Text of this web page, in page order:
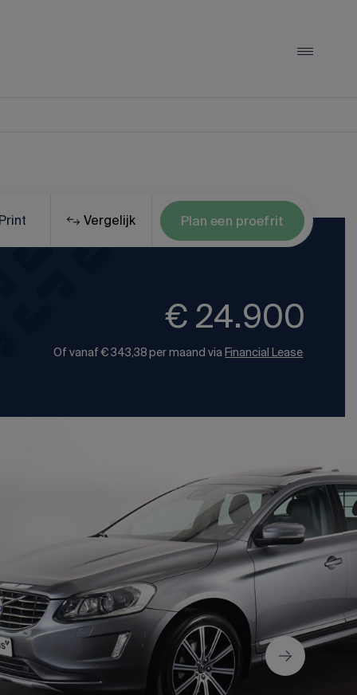
Lynk & Co 08
Vergelijk Plan een proefrit
€ 24.900
Of vanaf € 343,38 per maand via Financial Lease